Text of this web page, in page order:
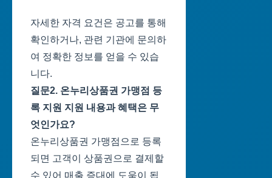
자세한 자격 요건은 공고를 통해
확인하거나, 관련 기관에 문의하
여 정확한 정보를 얻을 수 있습
니다.
질문2. 온누리상품권 가맹점 등
록 지원 지원 내용과 혜택은 무
엇인가요?
온누리상품권 가맹점으로 등록
되면 고객이 상품권으로 결제할
수 있어 매출 증대에 도움이 됩